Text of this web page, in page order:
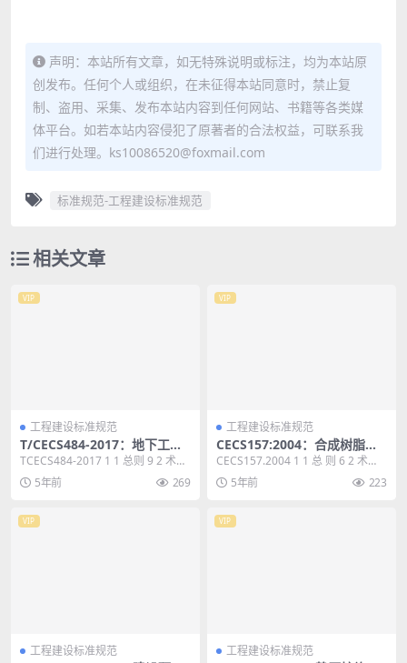
声明：本站所有文章，如无特殊说明或标注，均为本站原
创发布。任何个人或组织，在未征得本站同意时，禁止复
制、盗用、采集、发布本站内容到任何网站、书籍等各类媒
体平台。如若本站内容侵犯了原著者的合法权益，可联系我
们进行处理。ks10086520@foxmail.com
标准规范-工程建设标准规范
相关文章
VIP
工程建设标准规范
T/CECS484-2017：地下工程
防水饰面砂浆应用技术规程
TCECS484-2017 1 1 总则 9 2 术
语 10 3 基本规定 11...
5年前 269
VIP
工程建设标准规范
CECS157:2004：合成树脂幕
墙装饰工程施工及验收规程
CECS157.2004 1 1 总 则 6 2 术
语 7 3 基本规定 8 ...
5年前 223
VIP
工程建设标准规范
VIP
工程建设标准规范